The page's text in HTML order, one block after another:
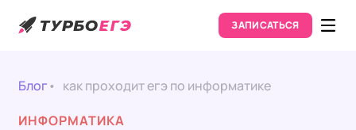
ЗАПИСАТЬСЯ
Блог
как проходит егэ по информатике
ИНФОРМАТИКА